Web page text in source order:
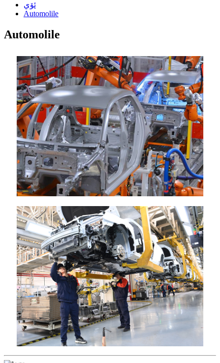
ئۆي
Automolile
Automolile